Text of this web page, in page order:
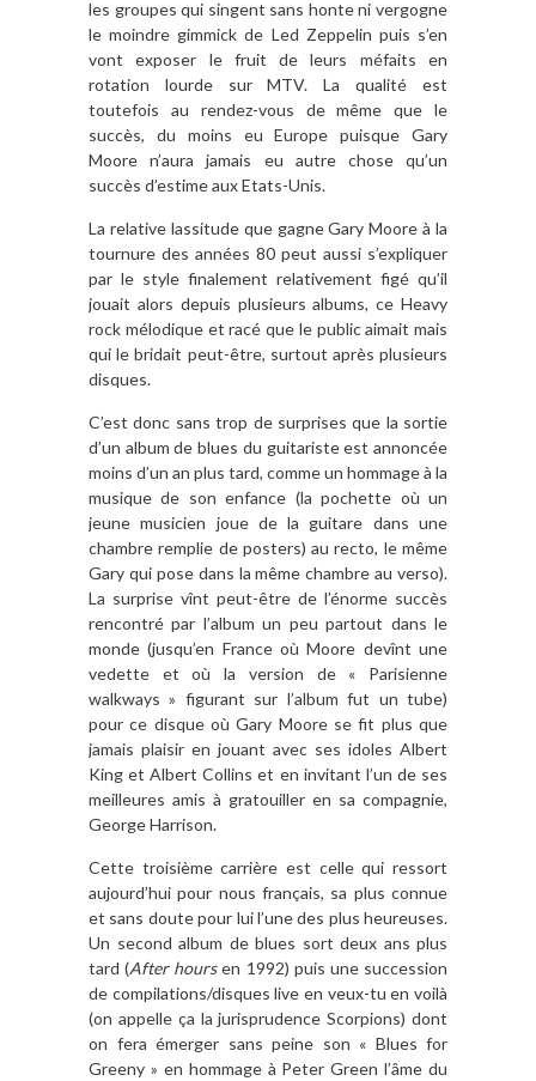
les groupes qui singent sans honte ni vergogne
le moindre gimmick de Led Zeppelin puis s’en
vont exposer le fruit de leurs méfaits en
rotation lourde sur MTV. La qualité est
toutefois au rendez-vous de même que le
succès, du moins eu Europe puisque Gary
Moore n’aura jamais eu autre chose qu’un
succès d’estime aux Etats-Unis.
La relative lassitude que gagne Gary Moore à la
tournure des années 80 peut aussi s’expliquer
par le style finalement relativement figé qu’il
jouait alors depuis plusieurs albums, ce Heavy
rock mélodique et racé que le public aimait mais
qui le bridait peut-être, surtout après plusieurs
disques.
C’est donc sans trop de surprises que la sortie
d’un album de blues du guitariste est annoncée
moins d’un an plus tard, comme un hommage à la
musique de son enfance (la pochette où un
jeune musicien joue de la guitare dans une
chambre remplie de posters) au recto, le même
Gary qui pose dans la même chambre au verso).
La surprise vînt peut-être de l’énorme succès
rencontré par l’album un peu partout dans le
monde (jusqu’en France où Moore devînt une
vedette et où la version de « Parisienne
walkways » figurant sur l’album fut un tube)
pour ce disque où Gary Moore se fit plus que
jamais plaisir en jouant avec ses idoles Albert
King et Albert Collins et en invitant l’un de ses
meilleures amis à gratouiller en sa compagnie,
George Harrison.
Cette troisième carrière est celle qui ressort
aujourd’hui pour nous français, sa plus connue
et sans doute pour lui l’une des plus heureuses.
Un second album de blues sort deux ans plus
tard (After hoursen 1992) puis une succession
de compilations/disques live en veux-tu en voilà
(on appelle ça la jurisprudence Scorpions) dont
on fera émerger sans peine son « Blues for
Greeny » en hommage à Peter Green l’âme du